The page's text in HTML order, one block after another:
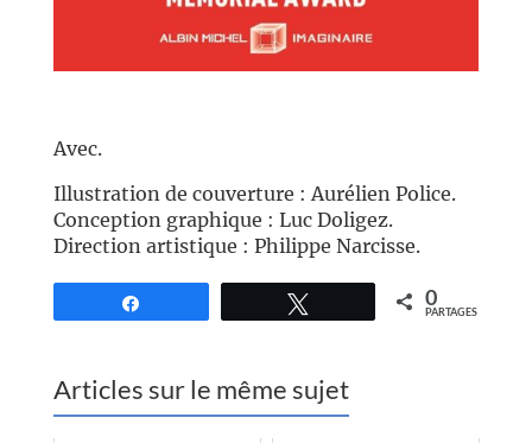
Avec.
Illustration de couverture : Aurélien Police.
Conception graphique : Luc Doligez.
Direction artistique : Philippe Narcisse.
0
PARTAGES
Articles sur le même sujet